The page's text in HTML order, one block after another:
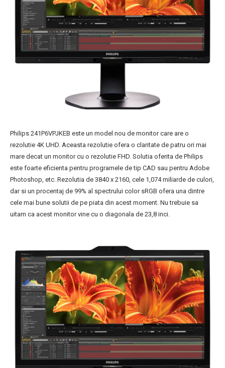
Philips 241P6VPJKEB este un model nou de monitor care are o
rezolutie 4K UHD. Aceasta rezolutie ofera o claritate de patru ori mai
mare decat un monitor cu o rezolutie FHD. Solutia oferita de Philips
este foarte eficienta pentru programele de tip CAD sau pentru Adobe
Photoshop, etc. Rezolutia de 3840 x 2160, cele 1,074 miliarde de culori,
dar si un procentaj de 99% al spectrului color sRGB ofera una dintre
cele mai bune solutii de pe piata din acest moment. Nu trebuie sa
uitam ca acest monitor vine cu o diagonala de 23,8 inci.